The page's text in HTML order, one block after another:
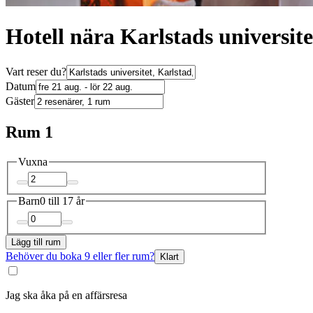
Hotell nära Karlstads
Vart reser du?
Datum
Gäster
Rum 1
Vuxna
Barn0 till 17 år
Lägg till rum
Behöver du boka 9 eller fler rum? Klart
Jag ska åka på en affärsresa